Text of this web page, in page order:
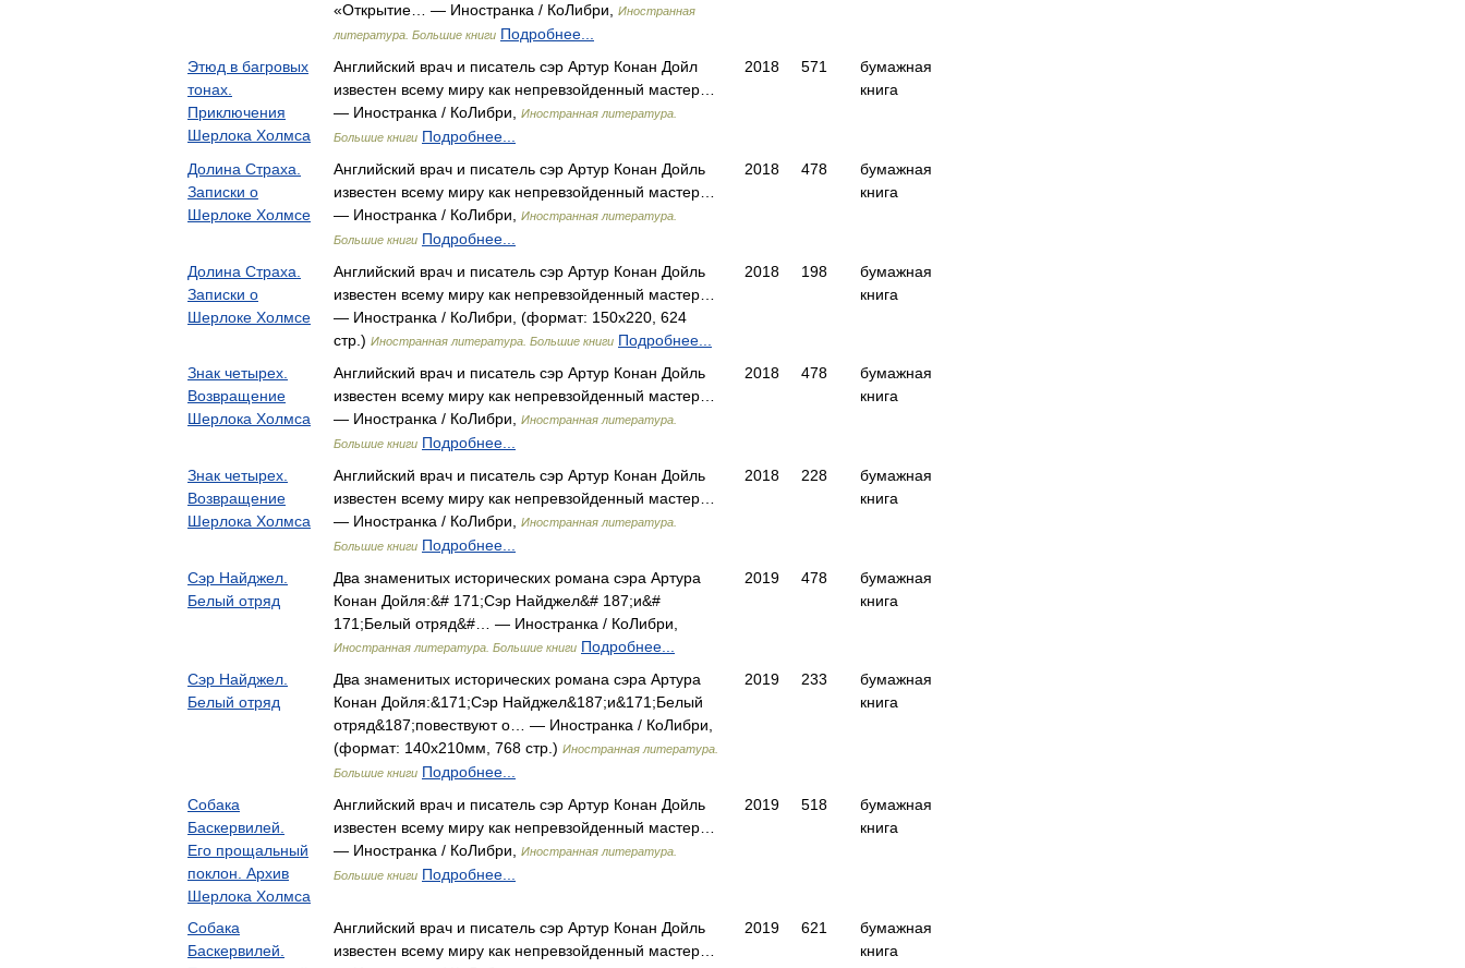
«Открытие… — Иностранка / КоЛибри,
Иностранная
литература. Большие книги Подробнее...
Этюд в багровых
тонах.
Приключения
Шерлока Холмса
Английский врач и писатель сэр Артур Конан Дойл
известен всему миру как непревзойденный мастер…
— Иностранка / КоЛибри,
Иностранная литература.
Большие книги Подробнее...
2018 571
бумажная
книга
Долина Страха.
Записки о
Шерлоке Холмсе
Английский врач и писатель сэр Артур Конан Дойль
известен всему миру как непревзойденный мастер…
— Иностранка / КоЛибри,
Иностранная литература.
Большие книги Подробнее...
2018 478
бумажная
книга
Долина Страха.
Записки о
Шерлоке Холмсе
Английский врач и писатель сэр Артур Конан Дойль
известен всему миру как непревзойденный мастер…
— Иностранка / КоЛибри, (формат: 150x220, 624
стр.) Иностранная литература. Большие книги Подробнее...
2018 198
бумажная
книга
Знак четырех.
Возвращение
Шерлока Холмса
Английский врач и писатель сэр Артур Конан Дойль
известен всему миру как непревзойденный мастер…
— Иностранка / КоЛибри,
Иностранная литература.
Большие книги Подробнее...
2018 478
бумажная
книга
Знак четырех.
Возвращение
Шерлока Холмса
Английский врач и писатель сэр Артур Конан Дойль
известен всему миру как непревзойденный мастер…
— Иностранка / КоЛибри,
Иностранная литература.
Большие книги Подробнее...
2018 228
бумажная
книга
Сэр Найджел.
Белый отряд
Два знаменитых исторических романа сэра Артура
Конан Дойля:&# 171;Сэр Найджел&# 187;и&#
171;Белый отряд&#… — Иностранка / КоЛибри,
Иностранная литература. Большие книги Подробнее...
2019 478
бумажная
книга
Сэр Найджел.
Белый отряд
Два знаменитых исторических романа сэра Артура
Конан Дойля:&171;Сэр Найджел&187;и&171;Белый
отряд&187;повествуют о… — Иностранка / КоЛибри,
(формат: 140x210мм, 768 стр.) Иностранная литература.
Большие книги Подробнее...
2019 233
бумажная
книга
Собака
Баскервилей.
Его прощальный
поклон. Архив
Шерлока Холмса
Английский врач и писатель сэр Артур Конан Дойль
известен всему миру как непревзойденный мастер…
— Иностранка / КоЛибри,
Иностранная литература.
Большие книги Подробнее...
2019 518
бумажная
книга
Собака
Баскервилей.
Английский врач и писатель сэр Артур Конан Дойль
известен всему миру как непревзойденный мастер…
2019 621
бумажная
книга